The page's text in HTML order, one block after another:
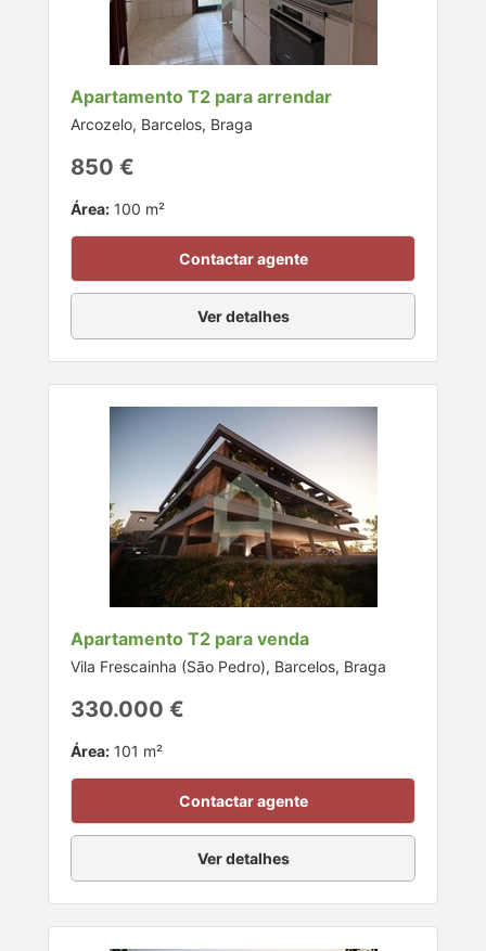
Apartamento T2 para arrendar
Arcozelo, Barcelos, Braga
850 €
Área: 100 m²
Contactar agente
Ver detalhes
Apartamento T2 para venda
Vila Frescainha (São Pedro), Barcelos, Braga
330.000 €
Área: 101 m²
Contactar agente
Ver detalhes